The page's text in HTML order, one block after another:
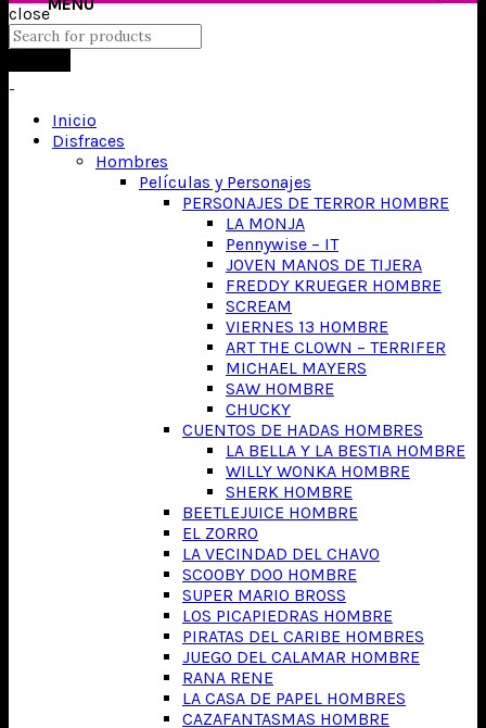
close
Inicio
Disfraces
Hombres
Películas y Personajes
PERSONAJES DE TERROR HOMBRE
LA MONJA
Pennywise – IT
JOVEN MANOS DE TIJERA
FREDDY KRUEGER HOMBRE
SCREAM
VIERNES 13 HOMBRE
ART THE CLOWN – TERRIFER
MICHAEL MAYERS
SAW HOMBRE
CHUCKY
CUENTOS DE HADAS HOMBRES
LA BELLA Y LA BESTIA HOMBRE
WILLY WONKA HOMBRE
SHERK HOMBRE
BEETLEJUICE HOMBRE
EL ZORRO
LA VECINDAD DEL CHAVO
SCOOBY DOO HOMBRE
SUPER MARIO BROSS
LOS PICAPIEDRAS HOMBRE
PIRATAS DEL CARIBE HOMBRES
JUEGO DEL CALAMAR HOMBRE
RANA RENE
LA CASA DE PAPEL HOMBRES
CAZAFANTASMAS HOMBRE